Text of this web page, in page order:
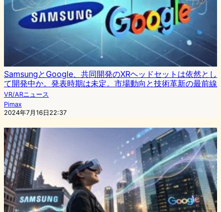
SamsungとGoogle、共同開発のXRヘッドセットは依然とし
て開発中か。発表時期は未定。市場動向と技術革新の最前線
VR/ARニュース
Pimax
2024年7月16日22:37